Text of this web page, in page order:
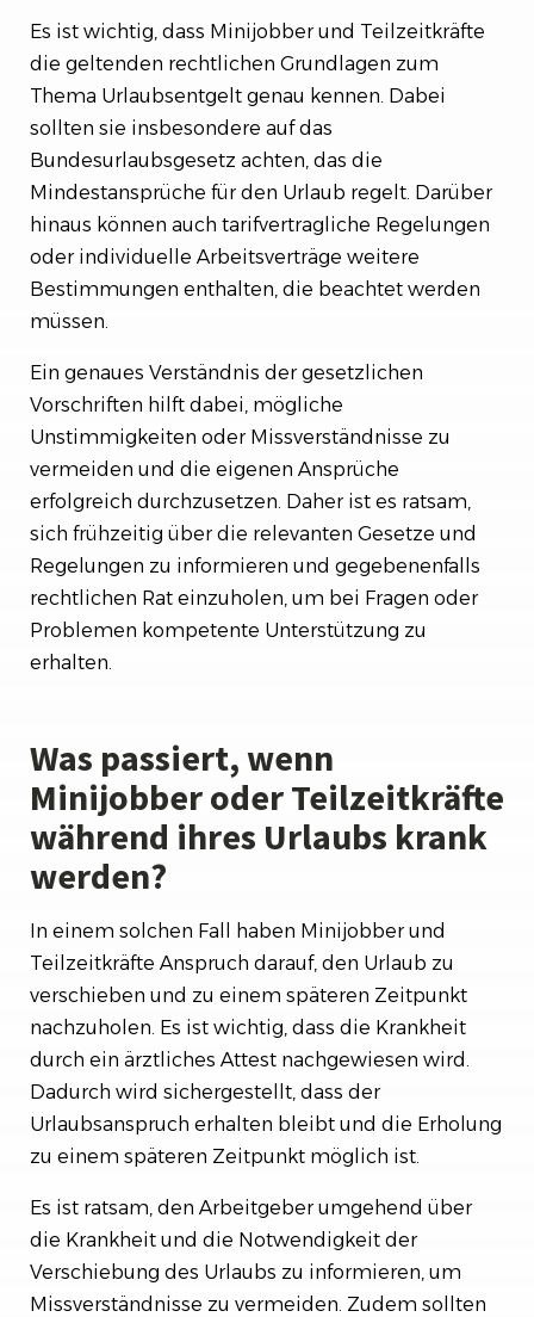
Es ist wichtig, dass Minijobber und Teilzeitkräfte
die geltenden rechtlichen Grundlagen zum
Thema Urlaubsentgelt genau kennen. Dabei
sollten sie insbesondere auf das
Bundesurlaubsgesetz achten, das die
Mindestansprüche für den Urlaub regelt. Darüber
hinaus können auch tarifvertragliche Regelungen
oder individuelle Arbeitsverträge weitere
Bestimmungen enthalten, die beachtet werden
müssen.
Ein genaues Verständnis der gesetzlichen
Vorschriften hilft dabei, mögliche
Unstimmigkeiten oder Missverständnisse zu
vermeiden und die eigenen Ansprüche
erfolgreich durchzusetzen. Daher ist es ratsam,
sich frühzeitig über die relevanten Gesetze und
Regelungen zu informieren und gegebenenfalls
rechtlichen Rat einzuholen, um bei Fragen oder
Problemen kompetente Unterstützung zu
erhalten.
Was passiert, wenn
Minijobber oder Teilzeitkräfte
während ihres Urlaubs krank
werden?
In einem solchen Fall haben Minijobber und
Teilzeitkräfte Anspruch darauf, den Urlaub zu
verschieben und zu einem späteren Zeitpunkt
nachzuholen. Es ist wichtig, dass die Krankheit
durch ein ärztliches Attest nachgewiesen wird.
Dadurch wird sichergestellt, dass der
Urlaubsanspruch erhalten bleibt und die Erholung
zu einem späteren Zeitpunkt möglich ist.
Es ist ratsam, den Arbeitgeber umgehend über
die Krankheit und die Notwendigkeit der
Verschiebung des Urlaubs zu informieren, um
Missverständnisse zu vermeiden. Zudem sollten